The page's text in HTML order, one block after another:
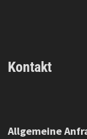
Kontakt
Allgemeine